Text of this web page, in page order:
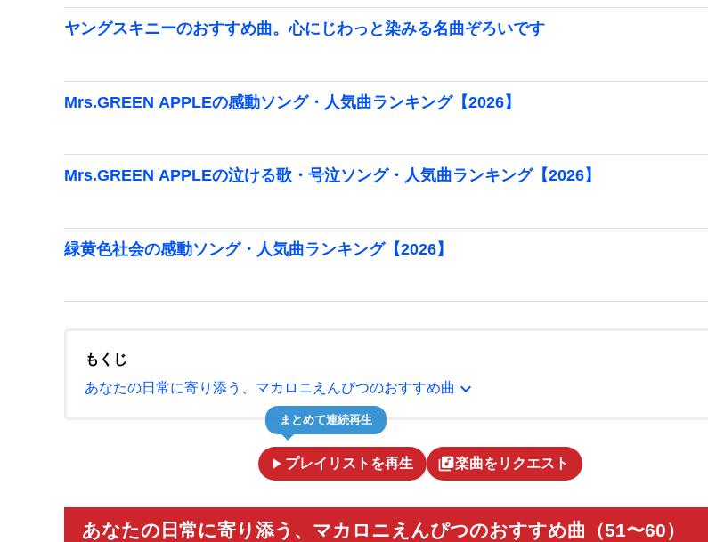
ヤングスキニーのおすすめ曲。心にじわっと染みる名曲ぞろいです
Mrs.GREEN APPLEの感動ソング・人気曲ランキング【2026】
Mrs.GREEN APPLEの泣ける歌・号泣ソング・人気曲ランキング【2026】
緑黄色社会の感動ソング・人気曲ランキング【2026】
もくじ
あなたの日常に寄り添う、マカロニえんぴつのおすすめ曲 expand_more
play_arrow プレイリストを再生
まとめて連続再生
library_music楽曲をリクエスト
あなたの日常に寄り添う、マカロニえんぴつのおすすめ曲（51〜60）